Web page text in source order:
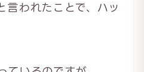
言われたことで、ハッ